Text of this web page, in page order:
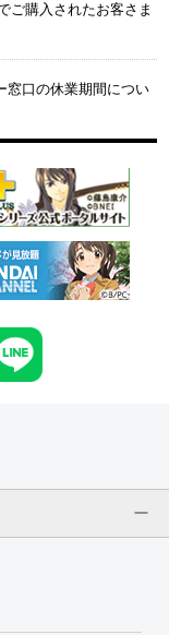
ご購入されたお客さま
窓口の休業期間につい